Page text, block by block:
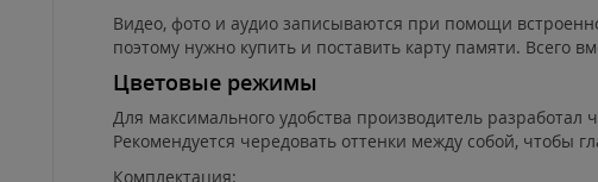
Видео, фото и аудио записываются при помощи
поэтому нужно купить и поставить карту памяти. Всего
Цветовые режимы
Для максимального удобства производитель
Рекомендуется чередовать оттенки между собой, чтобы
Комплектация: